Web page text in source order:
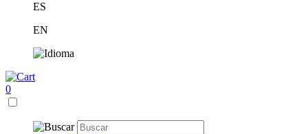
ES
EN
0